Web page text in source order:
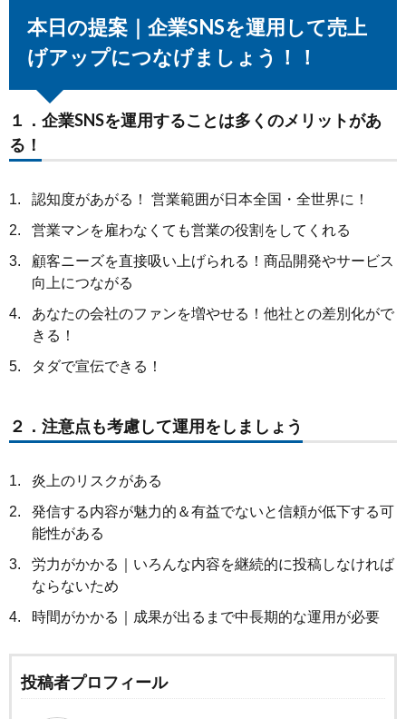
本日の提案｜企業SNSを運用して売上
げアップにつなげましょう！！
１．企業SNSを運用することは多くのメリットがあ
る！
認知度があがる！ 営業範囲が日本全国・全世界に！
営業マンを雇わなくても営業の役割をしてくれる
顧客ニーズを直接吸い上げられる！商品開発やサービス
向上につながる
あなたの会社のファンを増やせる！他社との差別化がで
きる！
タダで宣伝できる！
２．注意点も考慮して運用をしましょう
炎上のリスクがある
発信する内容が魅力的＆有益でないと信頼が低下する可
能性がある
労力がかかる｜いろんな内容を継続的に投稿しなければ
ならないため
時間がかかる｜成果が出るまで中長期的な運用が必要
投稿者プロフィール